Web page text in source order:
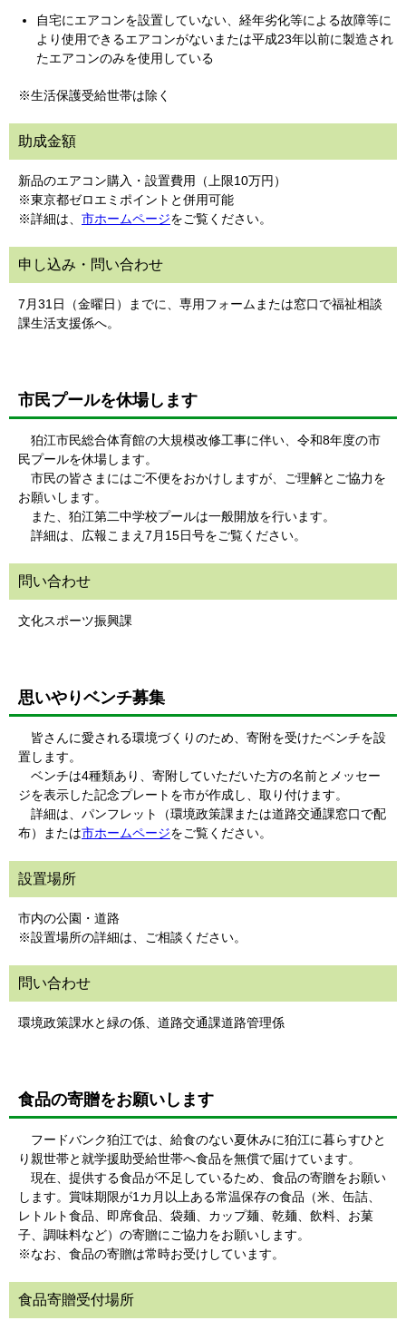
自宅にエアコンを設置していない、経年劣化等による故障等に
より使用できるエアコンがないまたは平成23年以前に製造され
たエアコンのみを使用している
※生活保護受給世帯は除く
助成金額
新品のエアコン購入・設置費用（上限10万円）
※東京都ゼロエミポイントと併用可能
※詳細は、 市ホームページをご覧ください。
申し込み・問い合わせ
7月31日（金曜日）までに、専用フォームまたは窓口で福祉相談
課生活支援係へ。
市民プールを休場します
狛江市民総合体育館の大規模改修工事に伴い、令和8年度の市
民プールを休場します。
市民の皆さまにはご不便をおかけしますが、ご理解とご協力を
お願いします。
また、狛江第二中学校プールは一般開放を行います。
詳細は、広報こまえ7月15日号をご覧ください。
問い合わせ
文化スポーツ振興課
思いやりベンチ募集
皆さんに愛される環境づくりのため、寄附を受けたベンチを設
置します。
ベンチは4種類あり、寄附していただいた方の名前とメッセー
ジを表示した記念プレートを市が作成し、取り付けます。
詳細は、パンフレット（環境政策課または道路交通課窓口で配
布）または市ホームページをご覧ください。
設置場所
市内の公園・道路
※設置場所の詳細は、ご相談ください。
問い合わせ
環境政策課水と緑の係、道路交通課道路管理係
食品の寄贈をお願いします
フードバンク狛江では、給食のない夏休みに狛江に暮らすひと
り親世帯と就学援助受給世帯へ食品を無償で届けています。
現在、提供する食品が不足しているため、食品の寄贈をお願い
します。賞味期限が1カ月以上ある常温保存の食品（米、缶詰、
レトルト食品、即席食品、袋麺、カップ麺、乾麺、飲料、お菓
子、調味料など）の寄贈にご協力をお願いします。
※なお、食品の寄贈は常時お受けしています。
食品寄贈受付場所